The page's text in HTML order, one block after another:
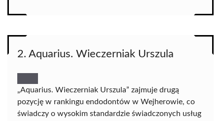
2. Aquarius. Wieczerniak Urszula
„Aquarius. Wieczerniak Urszula” zajmuje drugą
pozycję w rankingu endodontów w Wejherowie, co
świadczy o wysokim standardzie świadczonych usług